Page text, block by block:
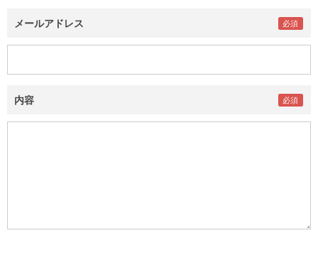
メールアドレス
内容